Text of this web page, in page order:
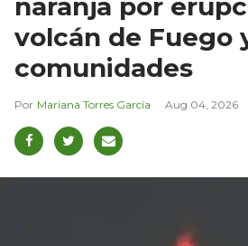
naranja por
volcán de Fuego
comunidades
Mariana Torres García Aug 04, 2026